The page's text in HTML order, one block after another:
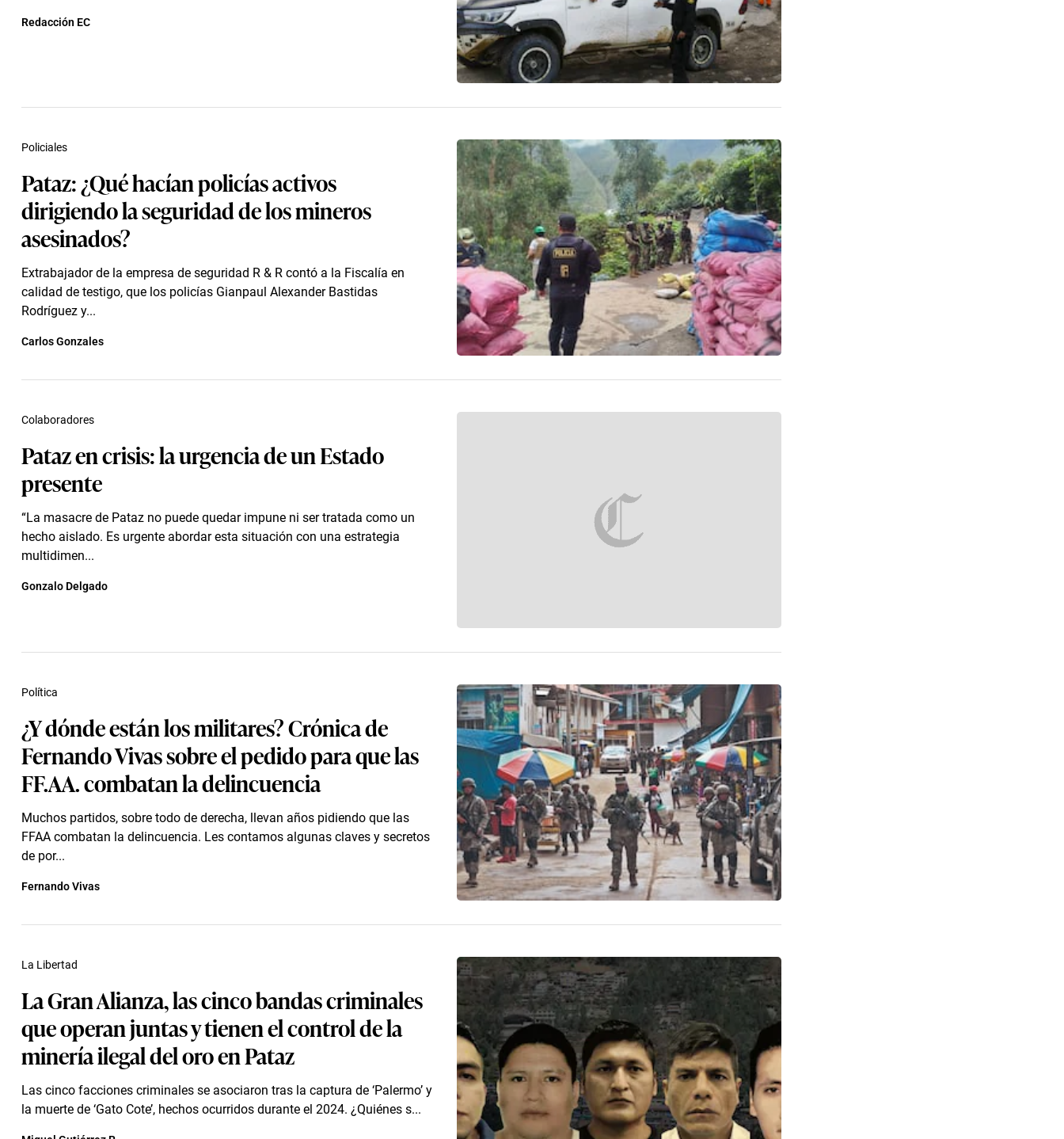
Redacción EC
Pataz: ¿Qué hacían policías activos
dirigiendo la seguridad de los mineros
asesinados?
Extrabajador de la empresa de seguridad R & R contó a la Fiscalía en
calidad de testigo, que los policías Gianpaul Alexander Bastidas
Rodríguez y...
Policiales
Carlos Gonzales
Pataz en crisis: la urgencia de un Estado
presente
“La masacre de Pataz no puede quedar impune ni ser tratada como un
hecho aislado. Es urgente abordar esta situación con una estrategia
multidimen...
Colaboradores
Gonzalo Delgado
¿Y dónde están los militares? Crónica de
Fernando Vivas sobre el pedido para que las
FF.AA. combatan la delincuencia
Muchos partidos, sobre todo de derecha, llevan años pidiendo que las
FFAA combatan la delincuencia. Les contamos algunas claves y secretos
de por...
Política
Fernando Vivas
La Gran Alianza, las cinco bandas criminales
que operan juntas y tienen el control de la
minería ilegal del oro en Pataz
Las cinco facciones criminales se asociaron tras la captura de ‘Palermo’ y
la muerte de ‘Gato Cote’, hechos ocurridos durante el 2024. ¿Quiénes s...
La Libertad